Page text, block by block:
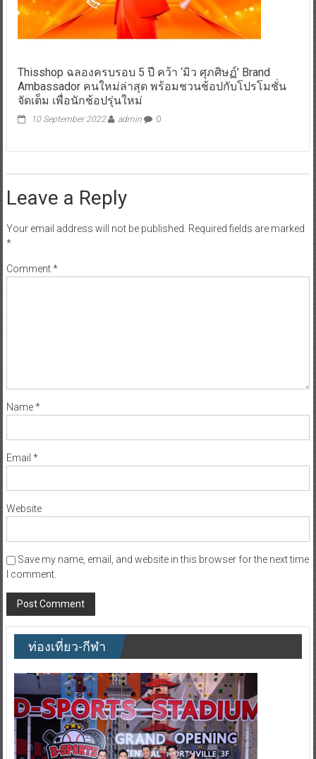
Thisshop ฉลองครบรอบ 5 ปี คว้า ‘มิว ศุภศิษฏ์’ Brand
Ambassador คนใหม่ล่าสุด พร้อมชวนช้อปกับโปรโมชั่น
จัดเต็ม เพื่อนักช้อปรุ่นใหม่
10 September 2022 admin 0
Leave a Reply
Your email address will not be published. Required fields are marked
*
Comment*
Name*
Email *
Website
Save my name, email, and website in this browser for the next time
I comment.
ท่องเที่ยว-กีฬา